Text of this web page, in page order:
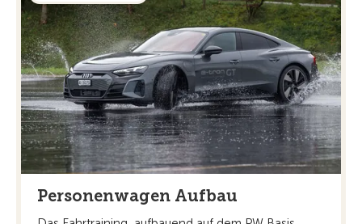
Personenwagen Aufbau